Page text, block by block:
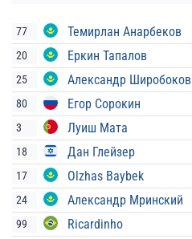
77 Темирлан Анарбеков
20 Еркин Тапалов
25 Александр Широбоков
80 Егор Сорокин
3 Луиш Мата
18 Дан Глейзер
17 Olzhas Baybek
24 Александр Мринский
99 Ricardinho